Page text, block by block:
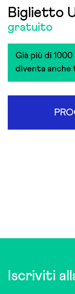
Biglietto
gratuito
Già più di
diventa anche
Iscriviti